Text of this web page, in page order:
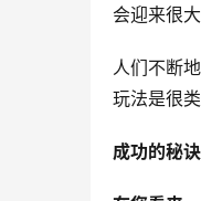
会迎来很
人们不断
玩法是很
成功的秘